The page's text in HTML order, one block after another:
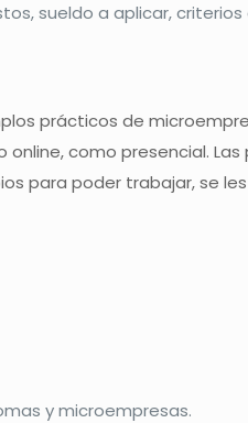
sueldo a aplicar, criterios
prácticos de
como presencial.
para poder trabajar, se
y microempresas.